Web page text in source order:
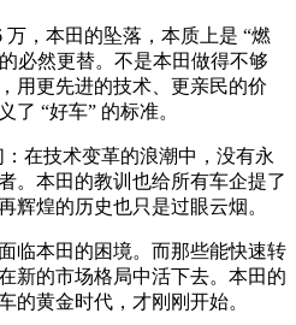
万，本田的坠落，本质上是 “燃
必然更替。不是本田做得不够
用更先进的技术、更亲民的价
了 “好车” 的标准。
在技术变革的浪潮中，没有永
。本田的教训也给所有车企提了
辉煌的历史也只是过眼云烟。
临本田的困境。而那些能快速转
新的市场格局中活下去。本田的
的黄金时代，才刚刚开始。